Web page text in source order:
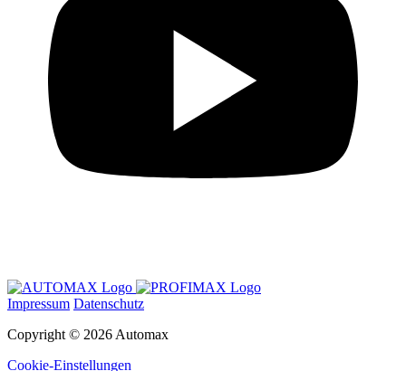
Impressum Datenschutz
Copyright © 2026 Automax
Cookie-Einstellungen